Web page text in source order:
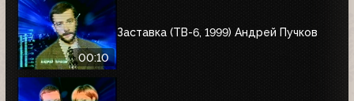
00:10
Заставка (ТВ-6, 1999) Андрей Пучков